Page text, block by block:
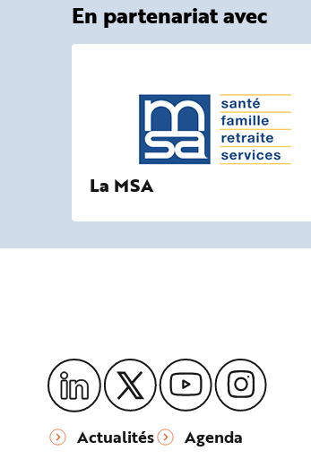
En partenariat avec
La MSA
Actualités Agenda